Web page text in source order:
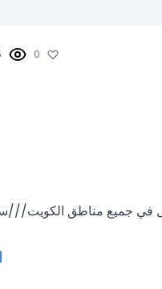
0
في جميع مناطق الكويت///